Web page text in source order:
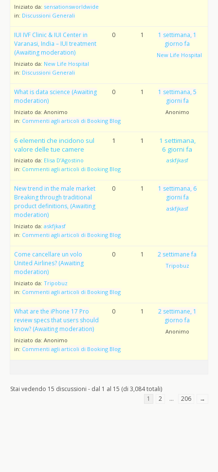
Iniziato da: sensationsworldwide
in: Discussioni Generali
IUI IVF Clinic & IUI Center in
Varanasi, India – IUI treatment
(Awaiting moderation)
Iniziato da: New Life Hospital
in: Discussioni Generali
0 1
1 settimana, 1
giorno fa
New Life Hospital
What is data science (Awaiting
moderation)
Iniziato da: Anonimo
in: Commenti agli articoli di Booking Blog
0 1
1 settimana, 5
giorni fa
Anonimo
6 elementi che incidono sul
valore delle tue camere
Iniziato da: Elisa D’Agostino
in: Commenti agli articoli di Booking Blog
1 1
1 settimana,
6 giorni fa
askfjkasf
New trend in the male market
Breaking through traditional
product definitions, (Awaiting
moderation)
Iniziato da: askfjkasf
in: Commenti agli articoli di Booking Blog
0 1
1 settimana, 6
giorni fa
askfjkasf
Come cancellare un volo
United Airlines? (Awaiting
moderation)
Iniziato da: Tripobuz
in: Commenti agli articoli di Booking Blog
0 1 2 settimane fa
Tripobuz
What are the iPhone 17 Pro
review specs that users should
know? (Awaiting moderation)
Iniziato da: Anonimo
in: Commenti agli articoli di Booking Blog
0 1
2 settimane, 1
giorno fa
Anonimo
Stai vedendo 15 discussioni - dal 1 al 15 (di 3,084 totali)
1
2 … 206 →